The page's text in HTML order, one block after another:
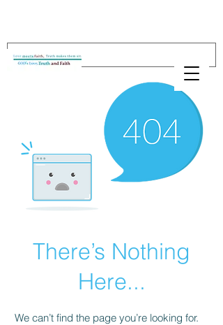
There’s Nothing
Here...
We can’t find the page you’re looking for.